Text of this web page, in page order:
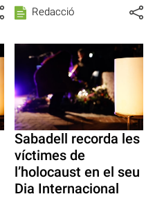
Redacció
Sabadell recorda les
víctimes de
l’holocaust en el seu
Dia Internacional